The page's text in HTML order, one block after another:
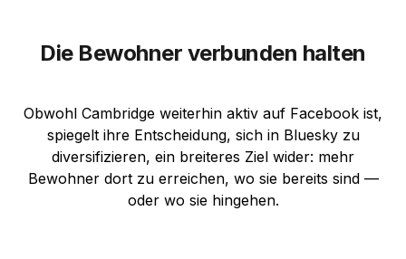
Die Bewohner verbunden halten
Obwohl Cambridge weiterhin aktiv auf Facebook ist,
spiegelt ihre Entscheidung, sich in Bluesky zu
diversifizieren, ein breiteres Ziel wider: mehr
Bewohner dort zu erreichen, wo sie bereits sind —
oder wo sie hingehen.